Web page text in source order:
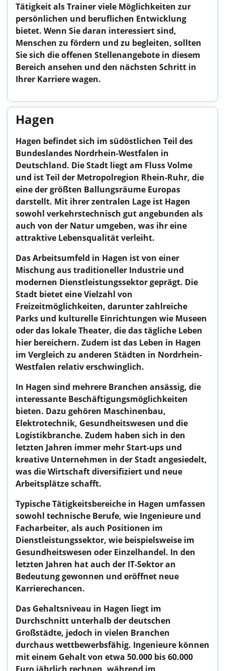
Tätigkeit als Trainer viele Möglichkeiten zur
persönlichen und beruflichen Entwicklung
bietet. Wenn Sie daran interessiert sind,
Menschen zu fördern und zu begleiten, sollten
Sie sich die offenen Stellenangebote in diesem
Bereich ansehen und den nächsten Schritt in
Ihrer Karriere wagen.
Hagen
Hagen befindet sich im südöstlichen Teil des
Bundeslandes Nordrhein-Westfalen in
Deutschland. Die Stadt liegt am Fluss Volme
und ist Teil der Metropolregion Rhein-Ruhr, die
eine der größten Ballungsräume Europas
darstellt. Mit ihrer zentralen Lage ist Hagen
sowohl verkehrstechnisch gut angebunden als
auch von der Natur umgeben, was ihr eine
attraktive Lebensqualität verleiht.
Das Arbeitsumfeld in Hagen ist von einer
Mischung aus traditioneller Industrie und
modernen Dienstleistungssektor geprägt. Die
Stadt bietet eine Vielzahl von
Freizeitmöglichkeiten, darunter zahlreiche
Parks und kulturelle Einrichtungen wie Museen
oder das lokale Theater, die das tägliche Leben
hier bereichern. Zudem ist das Leben in Hagen
im Vergleich zu anderen Städten in Nordrhein-
Westfalen relativ erschwinglich.
In Hagen sind mehrere Branchen ansässig, die
interessante Beschäftigungsmöglichkeiten
bieten. Dazu gehören Maschinenbau,
Elektrotechnik, Gesundheitswesen und die
Logistikbranche. Zudem haben sich in den
letzten Jahren immer mehr Start-ups und
kreative Unternehmen in der Stadt angesiedelt,
was die Wirtschaft diversifiziert und neue
Arbeitsplätze schafft.
Typische Tätigkeitsbereiche in Hagen umfassen
sowohl technische Berufe, wie Ingenieure und
Facharbeiter, als auch Positionen im
Dienstleistungssektor, wie beispielsweise im
Gesundheitswesen oder Einzelhandel. In den
letzten Jahren hat auch der IT-Sektor an
Bedeutung gewonnen und eröffnet neue
Karrierechancen.
Das Gehaltsniveau in Hagen liegt im
Durchschnitt unterhalb der deutschen
Großstädte, jedoch in vielen Branchen
durchaus wettbewerbsfähig. Ingenieure können
mit einem Gehalt von etwa 50.000 bis 60.000